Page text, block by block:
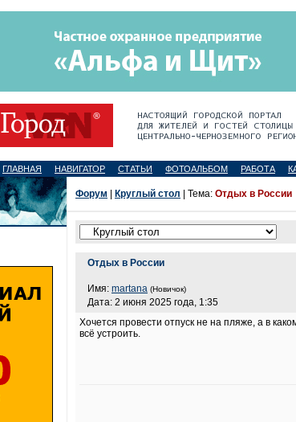
ГЛАВНАЯ НАВИГАТОР СТАТЬИ ФОТОАЛЬБОМ РАБОТА
Форум Круглый стол | Тема: Отдых в России
Отдых в России
Имя: martana (Новичок)
Дата: 2 июня 2025 года, 1:35
Хочется провести отпуск не на пляже, а в
всё устроить.